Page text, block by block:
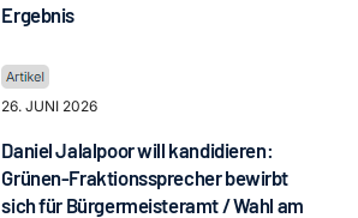
Ergebnis
26. JUNI 2026
Daniel Jalalpoor will kandidieren:
Grünen-Fraktionssprecher bewirbt
sich für Bürgermeisteramt / Wahl am